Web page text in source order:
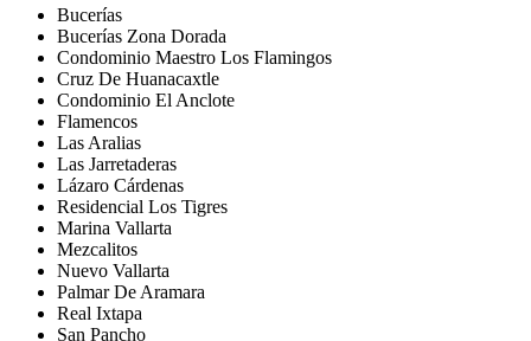
Bucerías
Bucerías Zona Dorada
Condominio Maestro Los Flamingos
Cruz De Huanacaxtle
Condominio El Anclote
Flamencos
Las Aralias
Las Jarretaderas
Lázaro Cárdenas
Residencial Los Tigres
Marina Vallarta
Mezcalitos
Nuevo Vallarta
Palmar De Aramara
Real Ixtapa
San Pancho